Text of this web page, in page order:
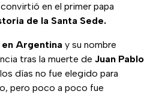
en el primer papa
de la Santa Sede.
en Argentina y su nombre
tras la muerte de Juan Pablo
días no fue elegido para
pero poco a poco fue